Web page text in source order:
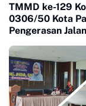
TMMD ke-129
0306/50 Kota
Pengerasan
Mendekati Tuntas